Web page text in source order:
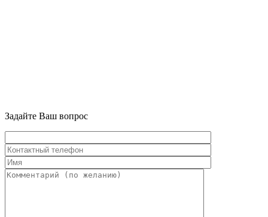
Задайте Ваш вопрос